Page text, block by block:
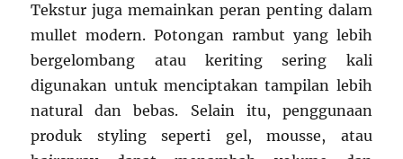
Tekstur juga memainkan peran penting dalam
mullet modern. Potongan rambut yang lebih
bergelombang atau keriting sering kali
digunakan untuk menciptakan tampilan lebih
natural dan bebas. Selain itu, penggunaan
produk styling seperti gel, mousse, atau